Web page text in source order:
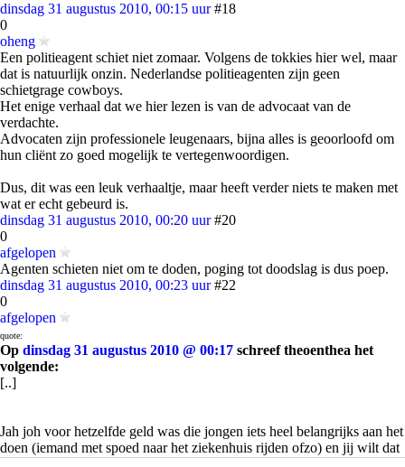
dinsdag 31 augustus 2010, 00:15 uur #18
0
oheng
Een politieagent schiet niet zomaar. Volgens de tokkies hier wel, maar
dat is natuurlijk onzin. Nederlandse politieagenten zijn geen
schietgrage cowboys.
Het enige verhaal dat we hier lezen is van de advocaat van de
verdachte.
Advocaten zijn professionele leugenaars, bijna alles is geoorloofd om
hun cliënt zo goed mogelijk te vertegenwoordigen.
Dus, dit was een leuk verhaaltje, maar heeft verder niets te maken met
wat er echt gebeurd is.
dinsdag 31 augustus 2010, 00:20 uur #20
0
afgelopen
Agenten schieten niet om te doden, poging tot doodslag is dus poep.
dinsdag 31 augustus 2010, 00:23 uur #22
0
afgelopen
quote:
Op dinsdag 31 augustus 2010 @ 00:17 schreef theoenthea het
volgende:
[..]
Jah joh voor hetzelfde geld was die jongen iets heel belangrijks aan het
doen (iemand met spoed naar het ziekenhuis rijden ofzo) en jij wilt dat